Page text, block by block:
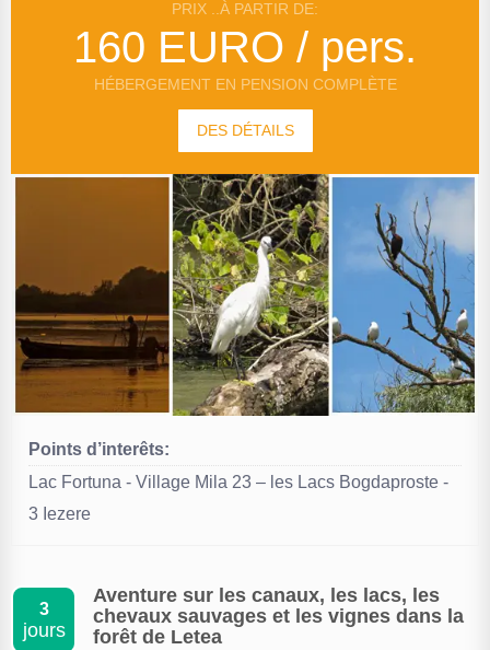
PRIX ..À PARTIR DE:
160 EURO / pers.
HÉBERGEMENT EN PENSION COMPLÈTE
DES DÉTAILS
Points d’interêts:
Lac Fortuna - Village Mila 23 – les Lacs Bogdaproste -
3 Iezere
3
jours
Aventure sur les canaux, les lacs, les
chevaux sauvages et les vignes dans la
forêt de Letea